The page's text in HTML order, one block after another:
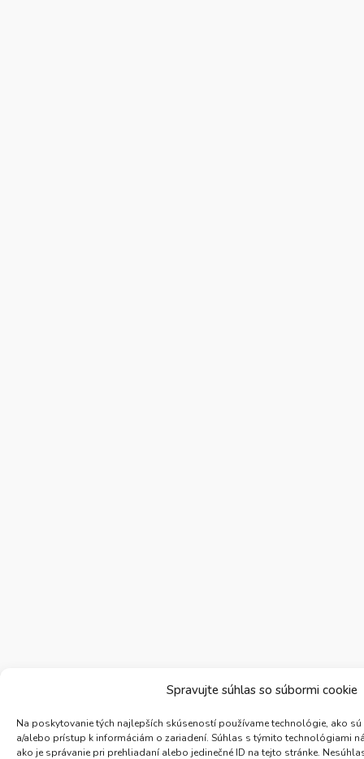
Spravujte súhlas so súbormi cookie
Na poskytovanie tých najlepších skúseností používame technológie, ako
a/alebo prístup k informáciám o zariadení. Súhlas s týmito technológiami
ako je správanie pri prehliadaní alebo jedinečné ID na tejto stránke.